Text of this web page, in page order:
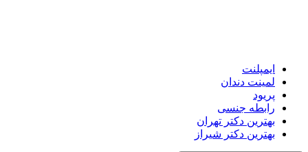
ایمپلنت
لمینت دندان
پریود
رابطه جنسی
بهترین دکتر تهران
بهترین دکتر شیراز